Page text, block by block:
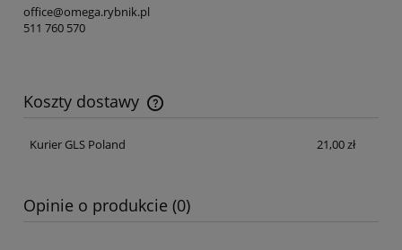
office@omega.rybnik.pl
511 760 570
Koszty dostawy
Cena nie zawiera ewentualnych kosztów płatności
Kurier GLS Poland
21,00 zł
Opinie o produkcie (0)